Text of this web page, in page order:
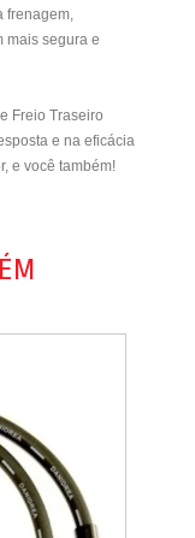
frenagem,
mais segura e
Freio Traseiro
e na eficácia
e você também!